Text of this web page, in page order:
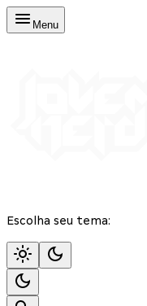
Menu
Escolha seu tema: